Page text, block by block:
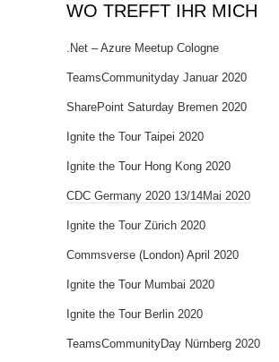
WO TREFFT IHR MICH
.Net – Azure Meetup Cologne
TeamsCommunityday Januar 2020
SharePoint Saturday Bremen 2020
Ignite the Tour Taipei 2020
Ignite the Tour Hong Kong 2020
CDC Germany 2020 13/14Mai 2020
Ignite the Tour Zürich 2020
Commsverse (London) April 2020
Ignite the Tour Mumbai 2020
Ignite the Tour Berlin 2020
TeamsCommunityDay Nürnberg 2020